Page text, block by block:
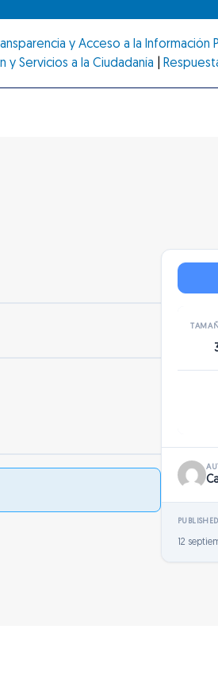
y Acceso a la Información
y Servicios a la Ciudadanía
PUBLISHED
12